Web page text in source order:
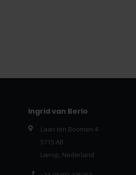
Ingrid van Berlo
Laan ten Boomen 4
5715 AB
Lierop, Nederland